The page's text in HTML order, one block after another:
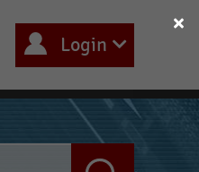
Login